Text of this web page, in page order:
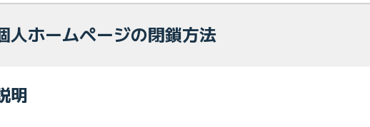
人ホームページの閉鎖方法
明